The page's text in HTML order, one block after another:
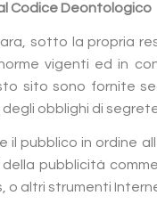
Codice Deontologico
sotto la propria
vigenti ed in
sito sono fornite
obblighi di
il pubblico in ordine
della pubblicità
o altri strumenti